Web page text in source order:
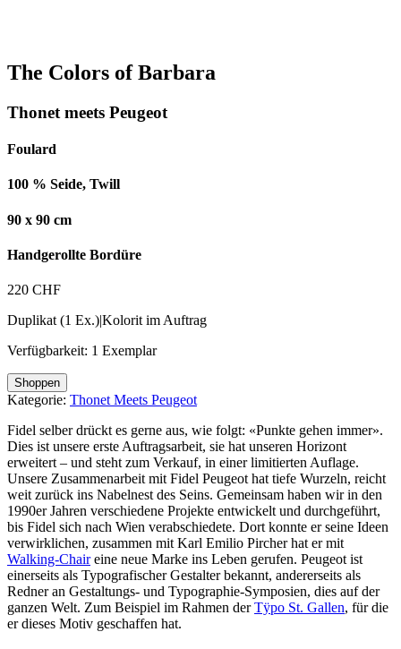
The Colors of Barbara
Thonet meets Peugeot
Foulard
100 % Seide, Twill
90 x 90 cm
Handgerollte Bordüre
220 CHF
Duplikat (1 Ex.)|Kolorit im Auftrag
Verfügbarkeit: 1 Exemplar
The
Colors
Barbara
Menge
Shoppen
Kategorie: Thonet Meets Peugeot
Fidel selber drückt es gerne aus, wie folgt: «Punkte gehen immer».
Dies ist unsere erste Auftragsarbeit, sie hat unseren Horizont
erweitert – und steht zum Verkauf, in einer limitierten Auflage.
Unsere Zusammenarbeit mit Fidel Peugeot hat tiefe Wurzeln, reicht
weit zurück ins Nabelnest des Seins. Gemeinsam haben wir in den
1990er Jahren verschiedene Projekte entwickelt und durchgeführt,
bis Fidel sich nach Wien verabschiedete. Dort konnte er seine Ideen
verwirklichen, zusammen mit Karl Emilio Pircher hat er mit
Walking-Chaireine neue Marke ins Leben gerufen. Peugeot ist
einerseits als Typografischer Gestalter bekannt, andererseits als
Redner an Gestaltungs- und Typographie-Symposien, dies auf der
ganzen Welt. Zum Beispiel im Rahmen derTÿpo St. Gallen, für die
er dieses Motiv geschaffen hat.